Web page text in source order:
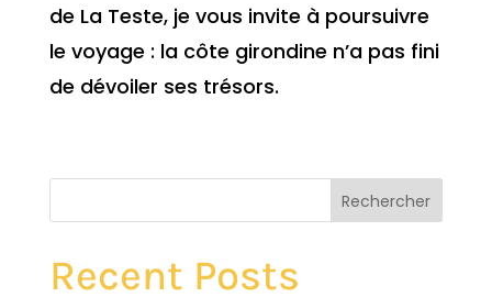
de La Teste, je vous invite à poursuivre
le voyage : la côte girondine n’a pas fini
de dévoiler ses trésors.
Rechercher
Recent Posts